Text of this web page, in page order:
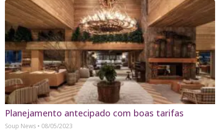
Planejamento antecipado com boas tarifas
Soup News
08/05/2023